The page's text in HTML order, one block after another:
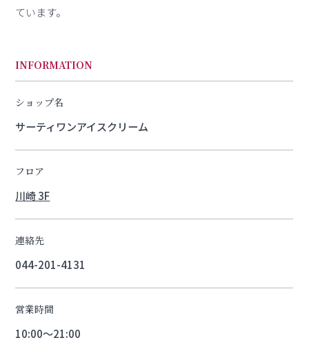
ています。
INFORMATION
ショップ名
サーティワンアイスクリーム
フロア
川崎 3F
連絡先
044-201-4131
営業時間
10:00～21:00